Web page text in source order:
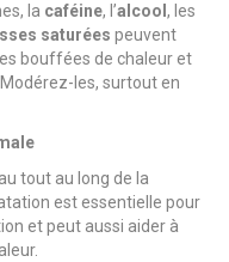
la caféine, l’alcool , les
saturées peuvent
bouffées de chaleur et
les, surtout en
tout au long de la
est essentielle pour
et peut aussi aider à